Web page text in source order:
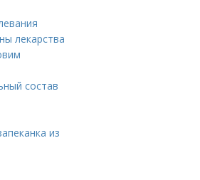
лекарства
состав
из